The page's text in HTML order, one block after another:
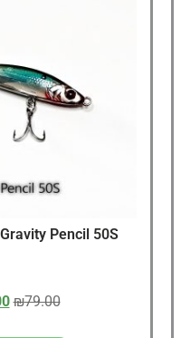
Pencil 50S
₪79.00